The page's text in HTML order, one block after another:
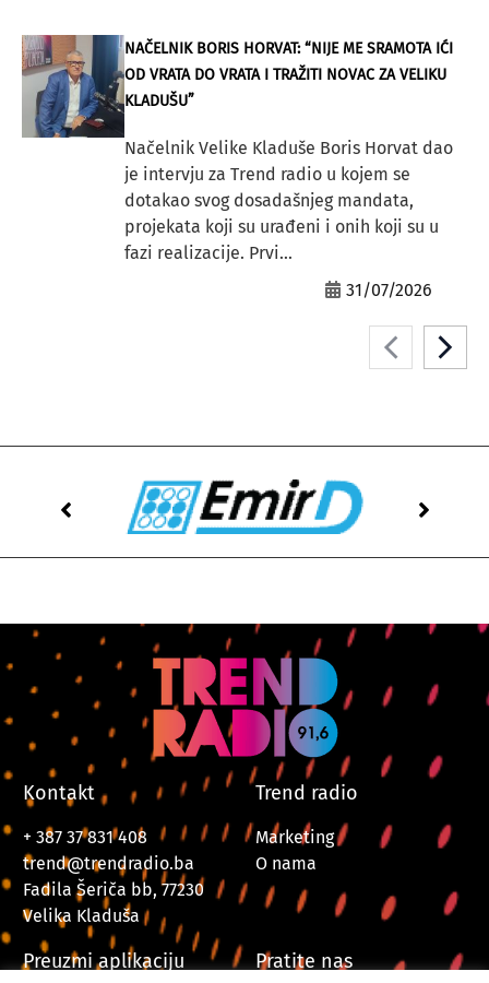
NAČELNIK BORIS HORVAT: “NIJE ME SRAMOTA IĆI
OD VRATA DO VRATA I TRAŽITI NOVAC ZA VELIKU
KLADUŠU”
Načelnik Velike Kladuše Boris Horvat dao
je intervju za Trend radio u kojem se
dotakao svog dosadašnjeg mandata,
projekata koji su urađeni i onih koji su u
fazi realizacije. Prvi...
31/07/2026
Kontakt
+ 387 37 831 408
trend@trendradio.ba
Fadila Šeriča bb, 77230
Velika Kladuša
Trend radio
Marketing
O nama
Preuzmi aplikaciju Pratite nas